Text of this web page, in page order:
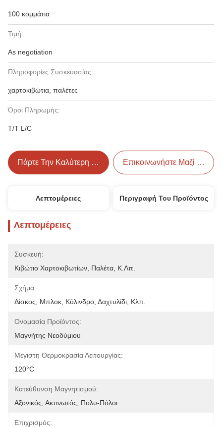
100 κομμάτια
Τιμή:
As negotiation
Πληροφορίες Συσκευασίας:
χαρτοκιβώτια, παλέτες
Όροι Πληρωμής:
T/T L/C
Πάρτε Την Καλύτερη Τιμή Επικοινωνήστε Μαζί Μας
Λεπτομέρειες Περιγραφή Του Προϊόντος
Λεπτομέρειες
Συσκευή:
Κιβώτιο Χαρτοκιβωτίων, Παλέτα, Κ.λπ.
Σχήμα:
Δίσκος, Μπλοκ, Κύλινδρο, Δαχτυλίδι, Κλπ.
Ονομασία Προϊόντος:
Μαγνήτης Νεοδύμιου
Μέγιστη Θερμοκρασία Λειτουργίας:
120°C
Κατεύθυνση Μαγνητισμού:
Αξονικός, Ακτινωτός, Πολυ-Πόλοι
Επιχρισμός: